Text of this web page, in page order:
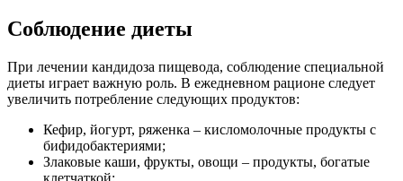
Соблюдение диеты
При лечении кандидоза пищевода, соблюдение специальной
диеты играет важную роль. В ежедневном рационе следует
увеличить потребление следующих продуктов:
Кефир, йогурт, ряженка – кисломолочные продукты с
бифидобактериями;
Злаковые каши, фрукты, овощи – продукты, богатые
клетчаткой;